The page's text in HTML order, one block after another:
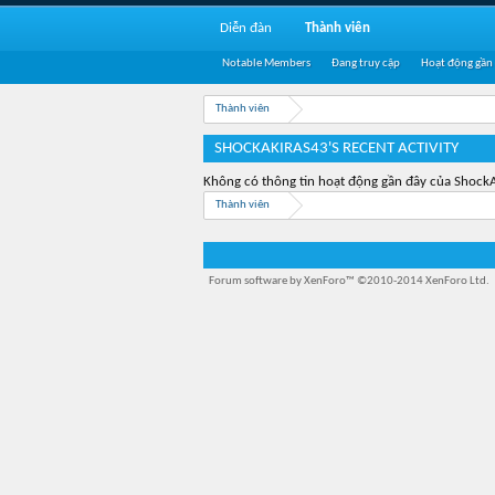
Thành viên
SHOCKAKIRAS43'S RECENT ACTIVITY
Không có thông tin hoạt động gần đây của
Thành viên
Diễn đàn Thành viên
Notable Members Đang truy cập Hoạt động gần
Forum software by XenForo™ ©2010-2014 XenForo Ltd.